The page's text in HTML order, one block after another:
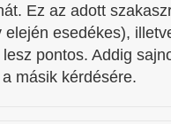
Ez az adott
esedékes),
pontos. Addig
másik kérdésére.